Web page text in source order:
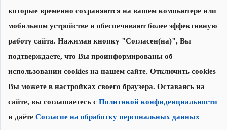
Запишитесь на прием
времени приема
Записаться на прием
Политикой конфиденциальностиидаю согласие на обработку
персональных данных
которые временно сохраняются на вашем компьютере или
мобильном устройстве и обеспечивают более эффективную
работу сайта. Нажимая кнопку "Согласен(на)", Вы
подтверждаете, что Вы проинформированы об
использовании cookies на нашем сайте. Отключить cookies
Вы можете в настройках своего браузера. Оставаясь на
сайте, вы соглашаетесь с Политикой конфиденциальности
и даёте Согласие на обработку персональных данных